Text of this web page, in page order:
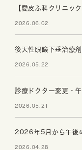
【愛皮ふ科クリニッ
2026.06.02
後天性眼瞼下垂治療
2026.05.22
診療ドクター変更・
2026.05.21
2026年5月から午後
2026.04.28